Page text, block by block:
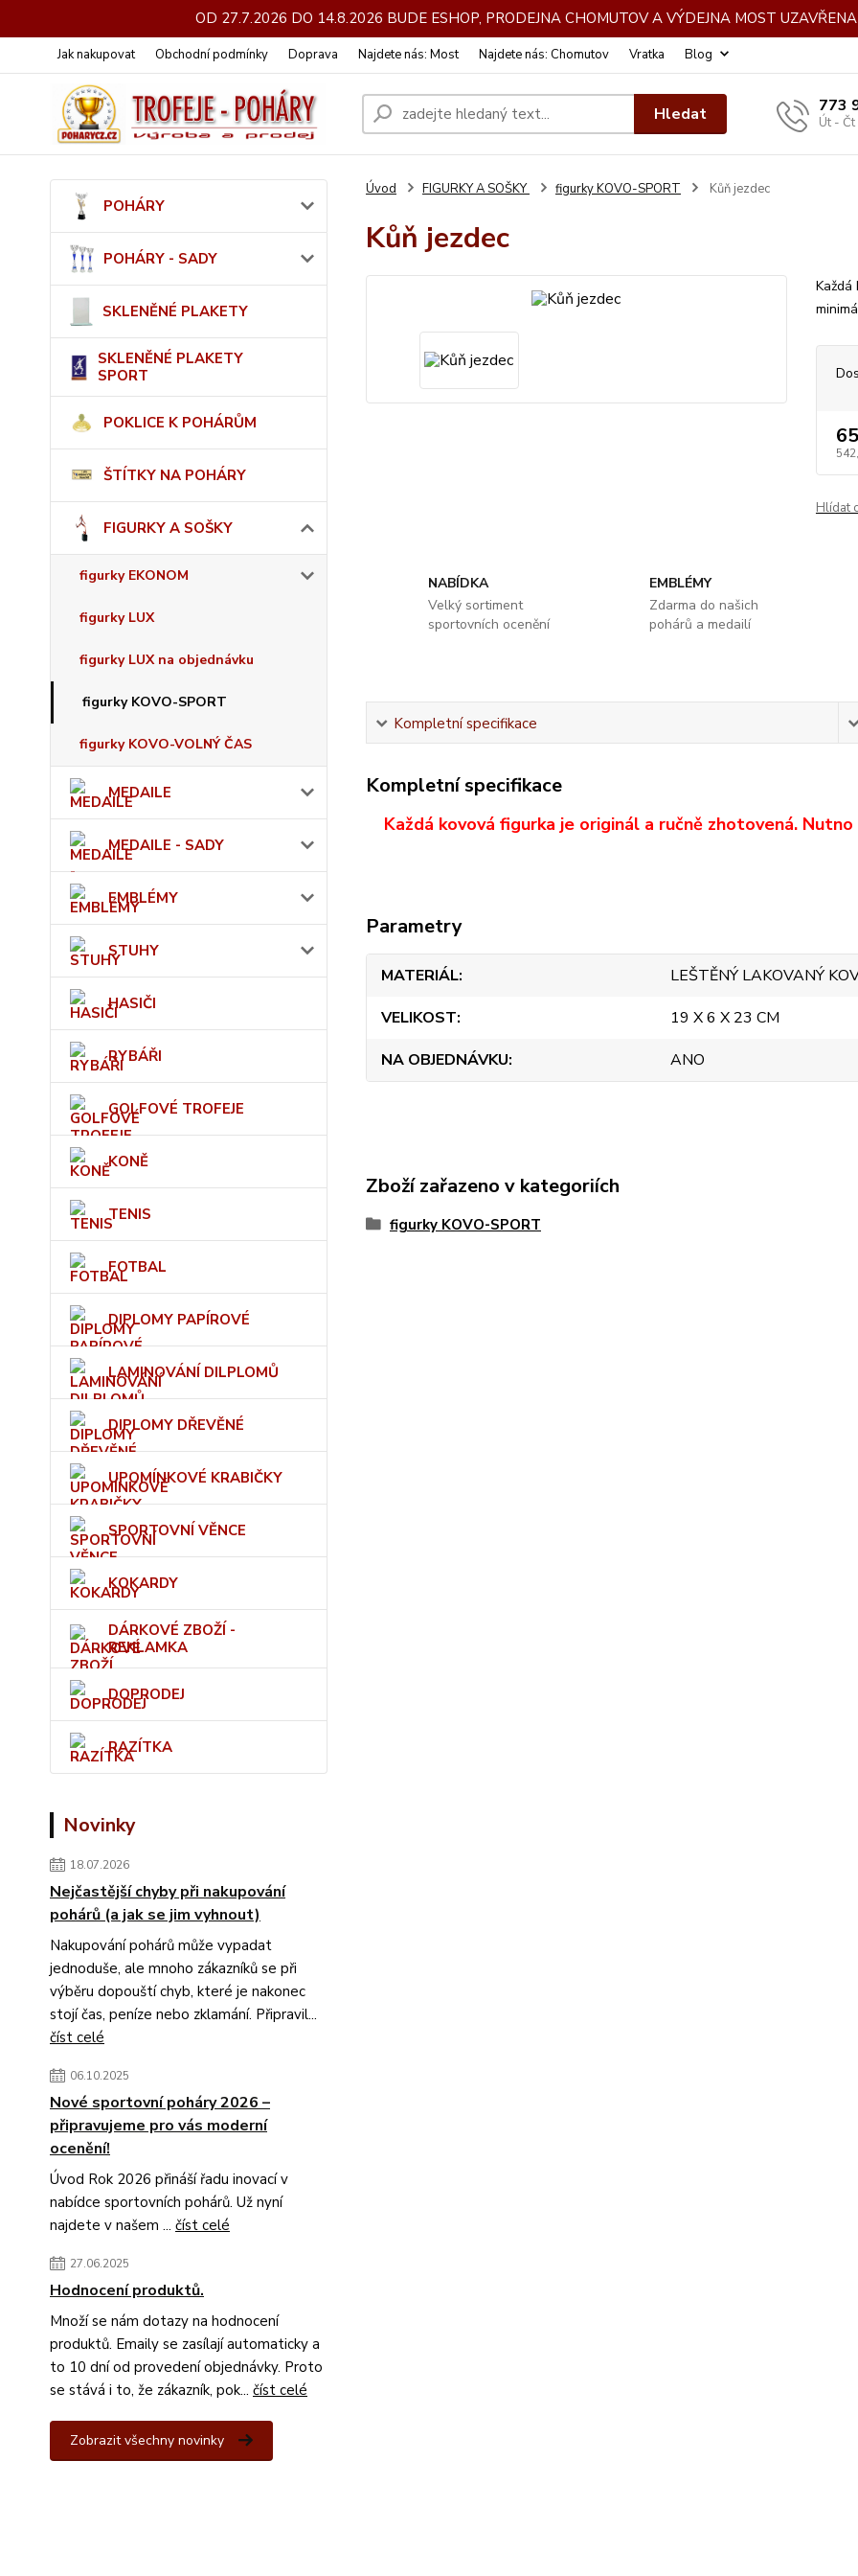
OD 27.7.2026 DO 14.8.2026 BUDE ESHOP, PRODEJNA CHOMUTOV A VÝDEJNA MOST
Jak nakupovat Obchodní podmínky Doprava Najdete nás: Most Najdete nás: Chomutov Vratka Blog
Hledat 773
Út -
POHÁRY
POHÁRY - SADY
SKLENĚNÉ PLAKETY
SKLENĚNÉ PLAKETY
SPORT
POKLICE K POHÁRŮM
ŠTÍTKY NA POHÁRY
FIGURKY A SOŠKY
figurky EKONOM
figurky LUX
figurky LUX na objednávku
figurky KOVO-SPORT
figurky KOVO-VOLNÝ ČAS
MEDAILE
MEDAILE - SADY
EMBLÉMY
STUHY
HASIČI
RYBÁŘI
GOLFOVÉ TROFEJE
KONĚ
TENIS
FOTBAL
DIPLOMY PAPÍROVÉ
LAMINOVÁNÍ DILPLOMŮ
DIPLOMY DŘEVĚNÉ
UPOMÍNKOVÉ KRABIČKY
SPORTOVNÍ VĚNCE
KOKARDY
DÁRKOVÉ ZBOŽÍ -
REKLAMKA
DOPRODEJ
RAZÍTKA
Novinky
18.07.2026
Nejčastější chyby při nakupování
pohárů (a jak se jim vyhnout)
Nakupování pohárů může vypadat
jednoduše, ale mnoho zákazníků se při
výběru dopouští chyb, které je nakonec
stojí čas, peníze nebo zklamání. Připravil...
číst celé
06.10.2025
Nové sportovní poháry 2026 –
připravujeme pro vás moderní
ocenění!
Úvod Rok 2026 přináší řadu inovací v
nabídce sportovních pohárů. Už nyní
najdete v našem ... číst celé
27.06.2025
Hodnocení produktů.
Množí se nám dotazy na hodnocení
produktů. Emaily se zasílají automaticky a
to 10 dní od provedení objednávky. Proto
se stává i to, že zákazník, pok... číst celé
Zobrazit všechny novinky
Úvod FIGURKY A SOŠKY figurky KOVO-SPORT Kůň jezdec
Kůň jezdec
Hlídat
NABÍDKA
Velký sortiment
sportovních ocenění
EMBLÉMY
Zdarma do našich
pohárů a medailí
Kompletní specifikace
Kompletní specifikace
Každá kovová figurka je originál a ručně zhotovená.
Parametry
MATERIÁL
LEŠTĚNÝ LAKOVANÝ
VELIKOST
19 X 6 X 23 CM
NA OBJEDNÁVKU
ANO
Zboží zařazeno v kategoriích
figurky KOVO-SPORT